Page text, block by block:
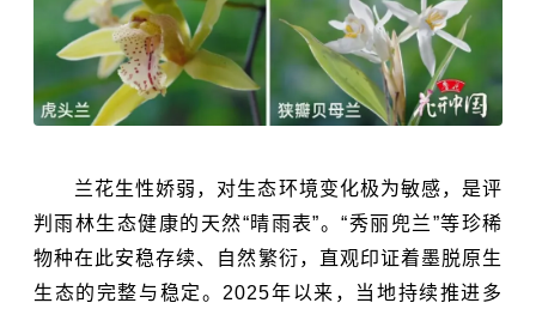
兰花生性娇弱，对生态环境变化极为敏感，是评
判雨林生态健康的天然“晴雨表”。“秀丽兜兰”等珍稀
物种在此安稳存续、自然繁衍，直观印证着墨脱原生
生态的完整与稳定。2025年以来，当地持续推进多